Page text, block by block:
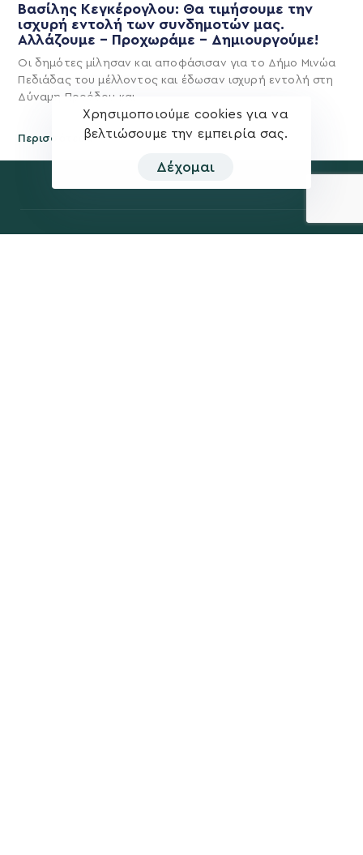
Βασίλης Κεγκέρογλου: Θα τιμήσουμε την
ισχυρή εντολή των συνδημοτών μας.
Αλλάζουμε – Προχωράμε – Δημιουργούμε!
Οι δημότες μίλησαν και αποφάσισαν για το Δήμο Μινώα
Πεδιάδας του μέλλοντος και έδωσαν ισχυρή εντολή στη
Δύναμη Προόδου και
Περισσότερα
Χρησιμοποιούμε cookies για να
βελτιώσουμε την εμπειρία σας.
Δέχομαι